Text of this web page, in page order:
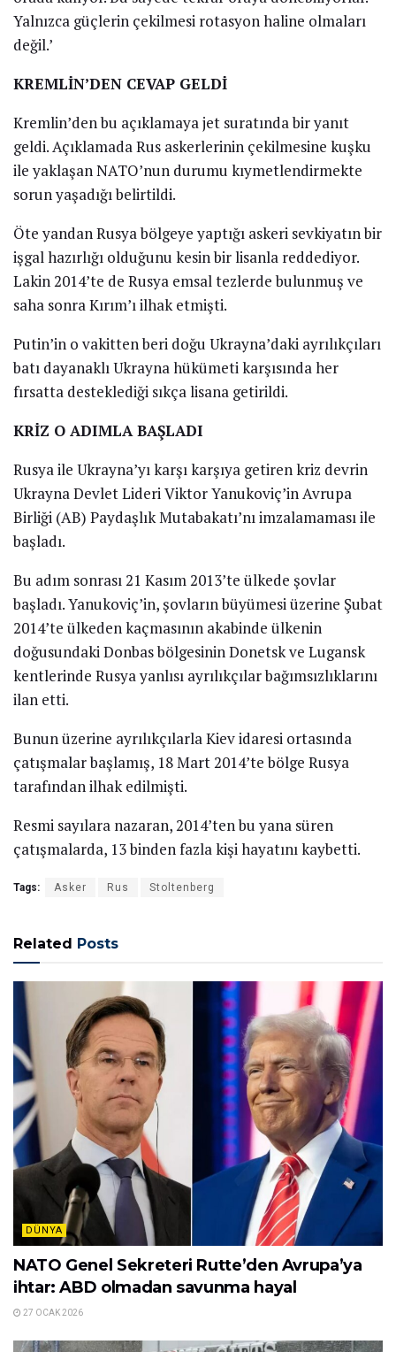
Yalnızca güçlerin çekilmesi rotasyon haline olmaları
değil.’
KREMLİN’DEN CEVAP GELDİ
Kremlin’den bu açıklamaya jet suratında bir yanıt
geldi. Açıklamada Rus askerlerinin çekilmesine kuşku
ile yaklaşan NATO’nun durumu kıymetlendirmekte
sorun yaşadığı belirtildi.
Öte yandan Rusya bölgeye yaptığı askeri sevkiyatın bir
işgal hazırlığı olduğunu kesin bir lisanla reddediyor.
Lakin 2014’te de Rusya emsal tezlerde bulunmuş ve
saha sonra Kırım’ı ilhak etmişti.
Putin’in o vakitten beri doğu Ukrayna’daki ayrılıkçıları
batı dayanaklı Ukrayna hükümeti karşısında her
fırsatta desteklediği sıkça lisana getirildi.
KRİZ O ADIMLA BAŞLADI
Rusya ile Ukrayna’yı karşı karşıya getiren kriz devrin
Ukrayna Devlet Lideri Viktor Yanukoviç’in Avrupa
Birliği (AB) Paydaşlık Mutabakatı’nı imzalamaması ile
başladı.
Bu adım sonrası 21 Kasım 2013’te ülkede şovlar
başladı. Yanukoviç’in, şovların büyümesi üzerine Şubat
2014’te ülkeden kaçmasının akabinde ülkenin
doğusundaki Donbas bölgesinin Donetsk ve Lugansk
kentlerinde Rusya yanlısı ayrılıkçılar bağımsızlıklarını
ilan etti.
Bunun üzerine ayrılıkçılarla Kiev idaresi ortasında
çatışmalar başlamış, 18 Mart 2014’te bölge Rusya
tarafından ilhak edilmişti.
Resmi sayılara nazaran, 2014’ten bu yana süren
çatışmalarda, 13 binden fazla kişi hayatını kaybetti.
Tags: Asker Rus Stoltenberg
Related Posts
DÜNYA
NATO Genel Sekreteri Rutte’den Avrupa’ya
ihtar: ABD olmadan savunma hayal
27 OCAK 2026